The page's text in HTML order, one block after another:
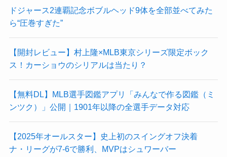
ドジャース2連覇記念ボブルヘッド9体を全部並べてみた
ら“圧巻すぎた”
【開封レビュー】村上隆×MLB東京シリーズ限定ボック
ス！カーショウのシリアルは当たり？
【無料DL】MLB選手図鑑アプリ「みんなで作る図鑑（ミ
ンツク）」公開｜1901年以降の全選手データ対応
【2025年オールスター】史上初のスイングオフ決着
ナ・リーグが7-6で勝利、MVPはシュワーバー